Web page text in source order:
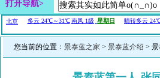
打开导航>
您当前的位置：景泰蓝之家 >景泰蓝介绍 >